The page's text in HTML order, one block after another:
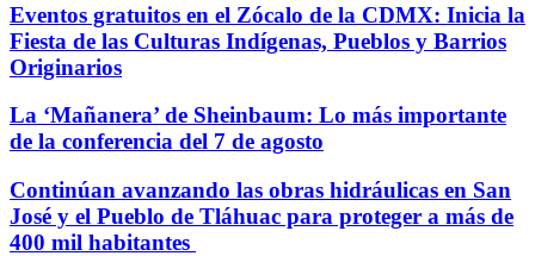
Eventos gratuitos en el Zócalo de la CDMX: Inicia la
Fiesta de las Culturas Indígenas, Pueblos y Barrios
Originarios
La ‘Mañanera’ de Sheinbaum: Lo más importante
de la conferencia del 7 de agosto
Continúan avanzando las obras hidráulicas en San
José y el Pueblo de Tláhuac para proteger a más de
400 mil habitantes